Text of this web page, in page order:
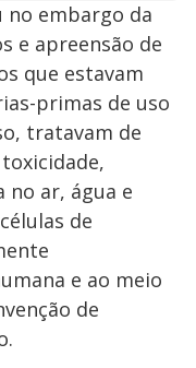
embargo da
e apreensão de
que estavam
primas de uso
tratavam de
no ar, água e
de
e ao meio
de